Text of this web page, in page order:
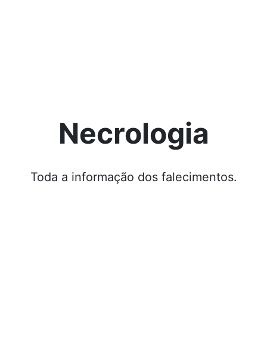
Necrologia
Toda a informação dos falecimentos.